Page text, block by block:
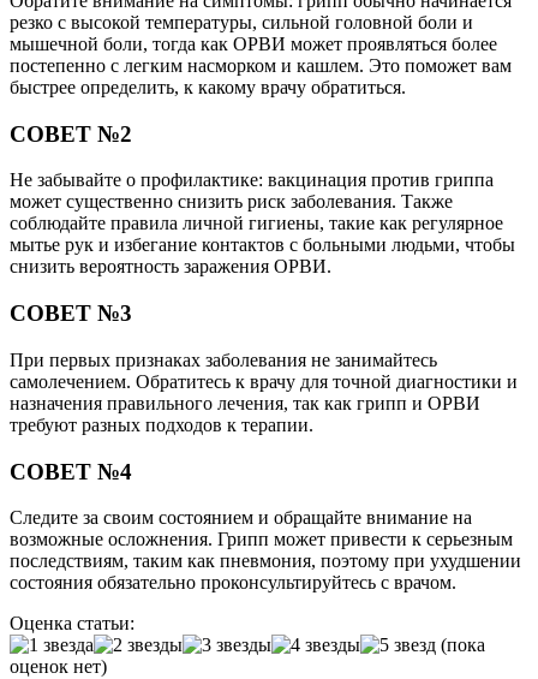
резко с высокой температуры, сильной головной боли и
мышечной боли, тогда как ОРВИ может проявляться более
постепенно с легким насморком и кашлем. Это поможет вам
быстрее определить, к какому врачу обратиться.
СОВЕТ №2
Не забывайте о профилактике: вакцинация против гриппа
может существенно снизить риск заболевания. Также
соблюдайте правила личной гигиены, такие как регулярное
мытье рук и избегание контактов с больными людьми, чтобы
снизить вероятность заражения ОРВИ.
СОВЕТ №3
При первых признаках заболевания не занимайтесь
самолечением. Обратитесь к врачу для точной диагностики и
назначения правильного лечения, так как грипп и ОРВИ
требуют разных подходов к терапии.
СОВЕТ №4
Следите за своим состоянием и обращайте внимание на
возможные осложнения. Грипп может привести к серьезным
последствиям, таким как пневмония, поэтому при ухудшении
состояния обязательно проконсультируйтесь с врачом.
Оценка статьи:
(пока
оценок нет)